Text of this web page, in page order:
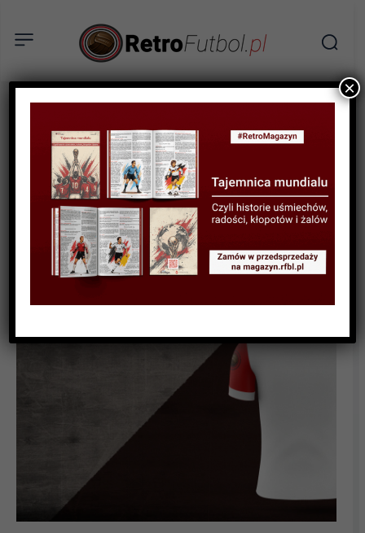
BIOGRAFIE PIŁKARZY
Alf-Inge Haaland – ojciec
Erlinga i ofiara Roya
Keane’a
×